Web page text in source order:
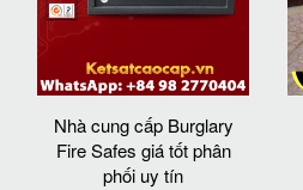
Nhà cung cấp Burglary
Fire Safes giá tốt phân
phối uy tín